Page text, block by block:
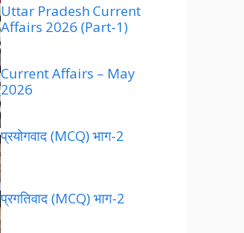
Uttar Pradesh Current
Affairs 2026 (Part-1)
Current Affairs – May
2026
प्रयोगवाद (MCQ) भाग-2
प्रगतिवाद (MCQ) भाग-2